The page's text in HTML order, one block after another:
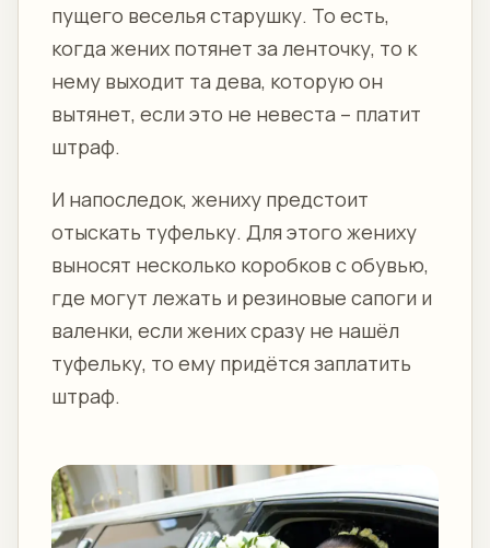
пущего веселья старушку. То есть,
когда жених потянет за ленточку, то к
нему выходит та дева, которую он
вытянет, если это не невеста – платит
штраф.
И напоследок, жениху предстоит
отыскать туфельку. Для этого жениху
выносят несколько коробков с обувью,
где могут лежать и резиновые сапоги и
валенки, если жених сразу не нашёл
туфельку, то ему придётся заплатить
штраф.